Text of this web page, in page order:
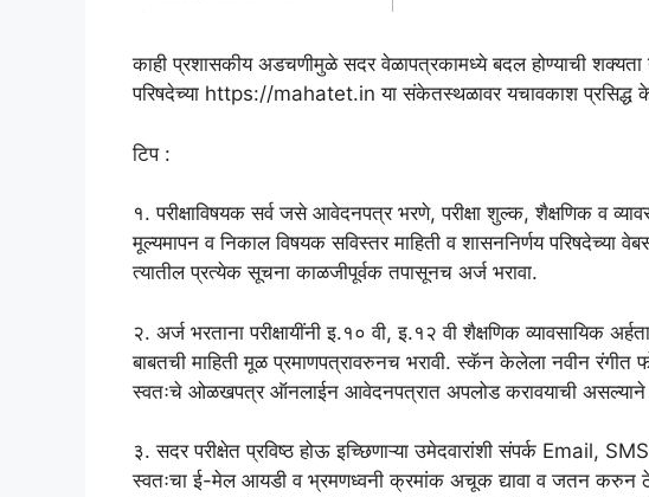
काही प्रशासकीय अडचणीमुळे सदर वेळापत्रकामध्ये बदल होण्याची शक्यता
परिषदेच्या https://mahatet.in या संकेतस्थळावर यचावकाश प्रसिद्ध केली
टिप :
१. परीक्षाविषयक सर्व जसे आवेदनपत्र भरणे, परीक्षा शुल्क, शैक्षणिक व
मूल्यमापन व निकाल विषयक सविस्तर माहिती व शासननिर्णय
त्यातील प्रत्येक सूचना काळजीपूर्वक तपासूनच अर्ज भरावा.
२. अर्ज भरताना परीक्षायींनी इ.१० वी, इ.१२ वी शैक्षणिक व्यावसायिक
बाबतची माहिती मूळ प्रमाणपत्रावरुनच भरावी. स्कॅन केलेला नवीन रंगीत
स्वतःचे ओळखपत्र ऑनलाईन आवेदनपत्रात अपलोड करावयाची असल्याने
३. सदर परीक्षेत प्रविष्ठ होऊ इच्छिणाऱ्या उमेदवारांशी संपर्क Email,
स्वतःचा ई-मेल आयडी व भ्रमणध्वनी क्रमांक अचूक द्यावा व जतन करुन